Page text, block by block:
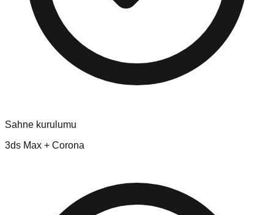
Sahne kurulumu
3ds Max + Corona